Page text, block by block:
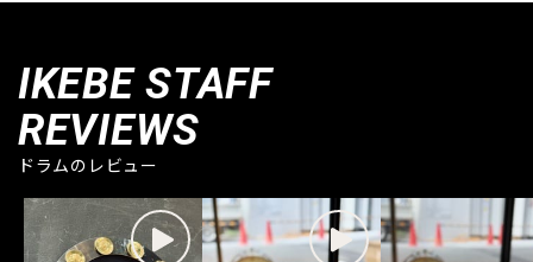
IKEBE STAFF
REVIEWS
ドラムのレビュー